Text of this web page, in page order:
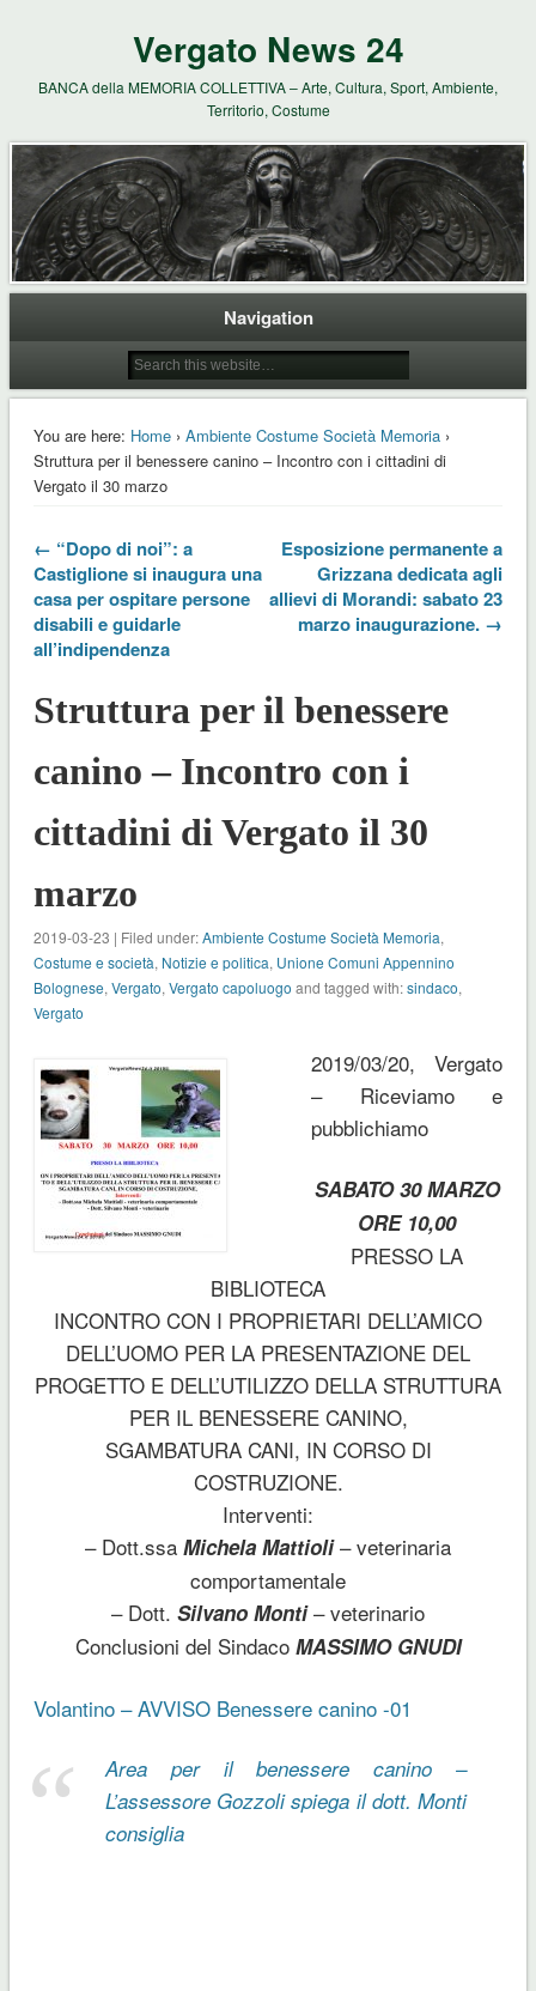
Vergato News 24
BANCA della MEMORIA COLLETTIVA – Arte, Cultura, Sport, Ambiente,
Territorio, Costume
Navigation
You are here: Home› Ambiente Costume Società Memoria›
Struttura per il benessere canino – Incontro con i cittadini di
Vergato il 30 marzo
← “Dopo di noi”: a
Castiglione si inaugura una
casa per ospitare persone
disabili e guidarle
all’indipendenza
Esposizione permanente a
Grizzana dedicata agli
allievi di Morandi: sabato 23
marzo inaugurazione. →
Struttura per il benessere
canino – Incontro con i
cittadini di Vergato il 30
marzo
2019-03-23 | Filed under:Ambiente Costume Società Memoria,
Costume e società, Notizie e politica, Unione Comuni Appennino
Bolognese, Vergato, Vergato capoluogo and tagged with:sindaco,
Vergato
2019/03/20, Vergato
– Riceviamo e
pubblichiamo
SABATO 30 MARZO
ORE 10,00
PRESSO LA
BIBLIOTECA
INCONTRO CON I PROPRIETARI DELL’AMICO
DELL’UOMO PER LA PRESENTAZIONE DEL
PROGETTO E DELL’UTILIZZO DELLA STRUTTURA
PER IL BENESSERE CANINO,
SGAMBATURA CANI, IN CORSO DI
COSTRUZIONE.
Interventi:
– Dott.ssa Michela Mattioli– veterinaria
comportamentale
– Dott. Silvano Monti– veterinario
Conclusioni del Sindaco MASSIMO GNUDI
Volantino – AVVISO Benessere canino -01
Area per il benessere canino –
L’assessore Gozzoli spiega il dott. Monti
consiglia